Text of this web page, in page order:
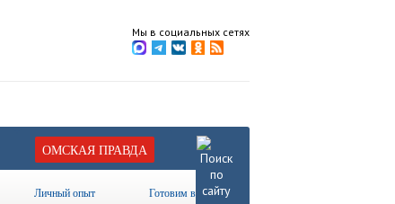
Мы в социальных сетях
ОМСКАЯ ПРАВДА
Личный опыт Готовим вместе